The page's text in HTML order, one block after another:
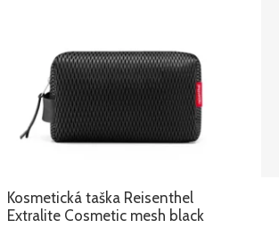
Kosmetická taška Reisenthel
Extralite Cosmetic mesh black